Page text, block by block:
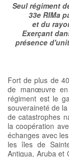
Seul régiment
33e RIMa
et du
Exerçant
présence
Fort de plus de
de manœuvre
régiment est le
souveraineté de
de catastrophes
la coopération
échanges avec
les îles de
Antigua, Aruba et